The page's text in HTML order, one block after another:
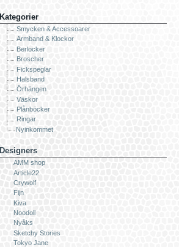
Kategorier
Smycken & Accessoarer
Armband & Klockor
Berlocker
Broscher
Fickspeglar
Halsband
Örhängen
Väskor
Plånböcker
Ringar
Nyinkommet
Designers
AMM shop
Article22
Crywolf
Fijn
Kiva
Noodoll
Nyåks
Sketchy Stories
Tokyo Jane